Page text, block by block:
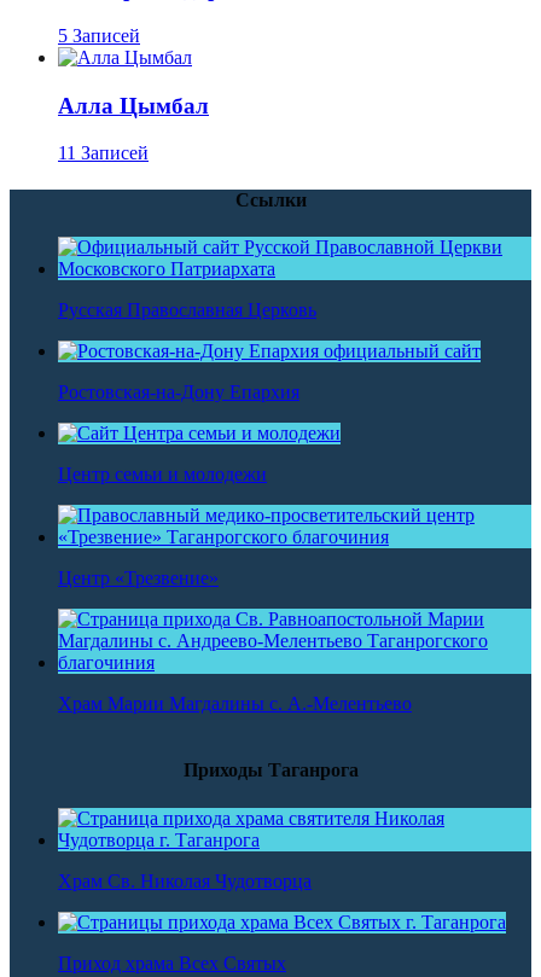
5 Записей
Алла Цымбал
11 Записей
Ссылки
Русская Православная Церковь
Ростовская-на-Дону Епархия
Центр семьи и молодежи
Центр «Трезвение»
Храм Марии Магдалины с. А.-Мелентьево
Приходы Таганрога
Храм Св. Николая Чудотворца
Приход храма Всех Святых